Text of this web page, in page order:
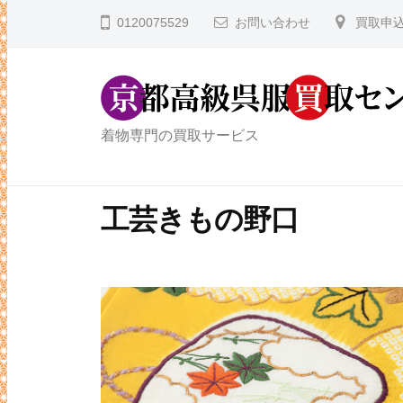
コ
ン
テ
ン
ツ
へ
ス
キ
ッ
プ
0120075529 お問い合わせ 買取申
京
級
服
買
取
セ
着物専門の買取サービス
工芸きもの野口
都
級
呉
服
買
ン